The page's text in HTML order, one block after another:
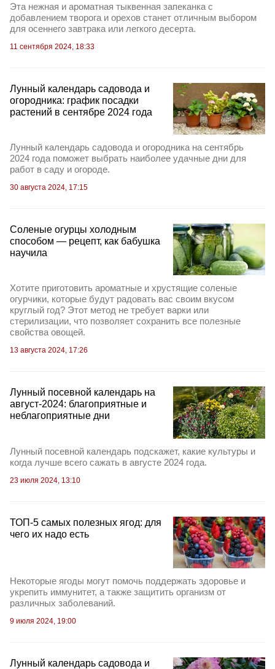
Эта нежная и ароматная тыквенная запеканка с
добавлением творога и орехов станет отличным выбором
для осеннего завтрака или легкого десерта.
11 сентября 2024, 18:33
Лунный календарь садовода и
огородника: график посадки
растений в сентябре 2024 года
Лунный календарь садовода и огородника на сентябрь
2024 года поможет выбрать наиболее удачные дни для
работ в саду и огороде.
30 августа 2024, 17:15
Соленые огурцы холодным
способом — рецепт, как бабушка
научила
Хотите приготовить ароматные и хрустящие соленые
огурчики, которые будут радовать вас своим вкусом
круглый год? Этот метод не требует варки или
стерилизации, что позволяет сохранить все полезные
свойства овощей.
13 августа 2024, 17:26
Лунный посевной календарь на
август-2024: благоприятные и
неблагоприятные дни
Лунный посевной календарь подскажет, какие культуры и
когда лучше всего сажать в августе 2024 года.
23 июля 2024, 13:10
ТОП-5 самых полезных ягод: для
чего их надо есть
Некоторые ягоды могут помочь поддержать здоровье и
укрепить иммунитет, а также защитить организм от
различных заболеваний.
9 июля 2024, 19:00
Лунный календарь садовода и